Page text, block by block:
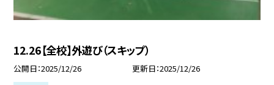
12.26【全校】外遊び（スキップ）
公開日 2025/12/26 更新日 2025/12/26